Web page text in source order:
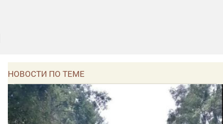
НОВОСТИ ПО ТЕМЕ